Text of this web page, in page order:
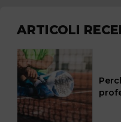
ARTICOLI